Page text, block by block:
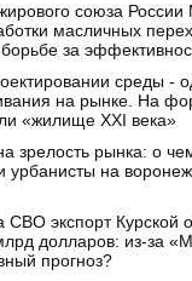
союза
масличных
за
среды -
на рынке. На
«жилище XXI века»
зрелость рынка: о
урбанисты на
СВО экспорт Курской
долларов: из-за
прогноз?